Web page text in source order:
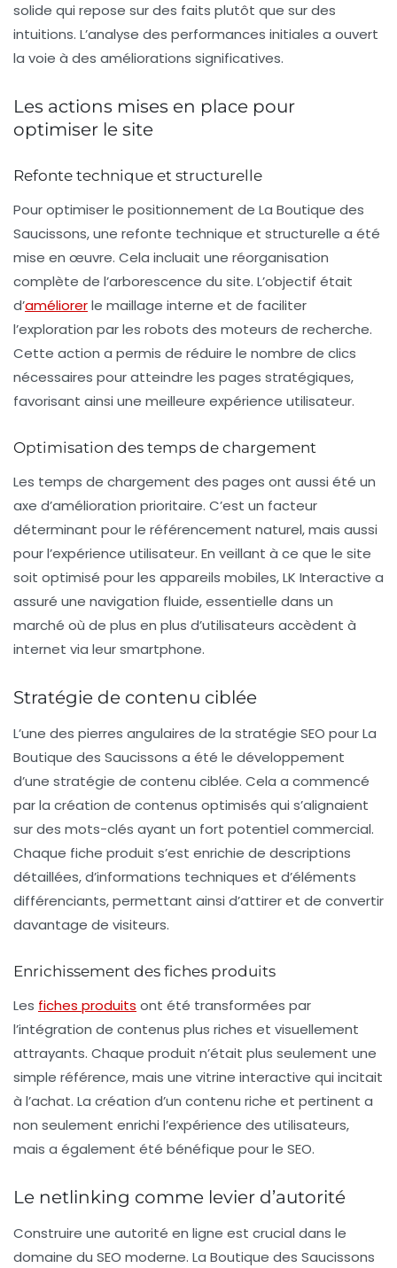
solide qui repose sur des faits plutôt que sur des
intuitions. L’analyse des performances initiales a ouvert
la voie à des améliorations significatives.
Les actions mises en place pour
optimiser le site
Refonte technique et structurelle
Pour optimiser le positionnement de La Boutique des
Saucissons, une refonte technique et structurelle a été
mise en œuvre. Cela incluait une réorganisation
complète de l’arborescence du site. L’objectif était
d’améliorerle maillage interne et de faciliter
l’exploration par les robots des moteurs de recherche.
Cette action a permis de réduire le nombre de clics
nécessaires pour atteindre les pages stratégiques,
favorisant ainsi une meilleure expérience utilisateur.
Optimisation des temps de chargement
Les temps de chargement des pages ont aussi été un
axe d’amélioration prioritaire. C’est un facteur
déterminant pour le référencement naturel, mais aussi
pour l’expérience utilisateur. En veillant à ce que le site
soit optimisé pour les appareils mobiles, LK Interactive a
assuré une navigation fluide, essentielle dans un
marché où de plus en plus d’utilisateurs accèdent à
internet via leur smartphone.
Stratégie de contenu ciblée
L’une des pierres angulaires de la stratégie SEO pour La
Boutique des Saucissons a été le développement
d’une stratégie de contenu ciblée. Cela a commencé
par la création de contenus optimisés qui s’alignaient
sur des mots-clés ayant un fort potentiel commercial.
Chaque fiche produit s’est enrichie de descriptions
détaillées, d’informations techniques et d’éléments
différenciants, permettant ainsi d’attirer et de convertir
davantage de visiteurs.
Enrichissement des fiches produits
Les fiches produits ont été transformées par
l’intégration de contenus plus riches et visuellement
attrayants. Chaque produit n’était plus seulement une
simple référence, mais une vitrine interactive qui incitait
à l’achat. La création d’un contenu riche et pertinent a
non seulement enrichi l’expérience des utilisateurs,
mais a également été bénéfique pour le SEO.
Le netlinking comme levier d’autorité
Construire une autorité en ligne est crucial dans le
domaine du SEO moderne. La Boutique des Saucissons